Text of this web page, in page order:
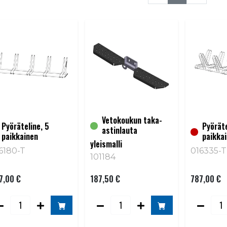
Pyöräteline, 5
paikkainen
T
€
Vetokoukun taka-
astinlauta
yleismalli
101184
187,50 €
016335-T
787,00 €